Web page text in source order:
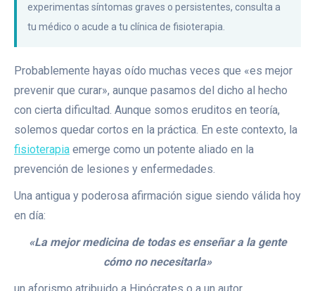
experimentas síntomas graves o persistentes, consulta a
tu médico o acude a tu clínica de fisioterapia.
Probablemente hayas oído muchas veces que «es mejor
prevenir que curar», aunque pasamos del dicho al hecho
con cierta dificultad. Aunque somos eruditos en teoría,
solemos quedar cortos en la práctica. En este contexto, la
fisioterapia emerge como un potente aliado en la
prevención de lesiones y enfermedades.
Una antigua y poderosa afirmación sigue siendo válida hoy
en día:
«La mejor medicina de todas es enseñar a la gente
cómo no necesitarla»